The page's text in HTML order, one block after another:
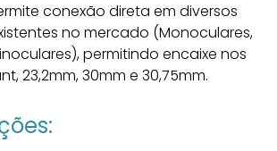
conexão direta em diversos
no mercado (Monoculares,
permitindo encaixe nos
23,2mm, 30mm e 30,75mm.